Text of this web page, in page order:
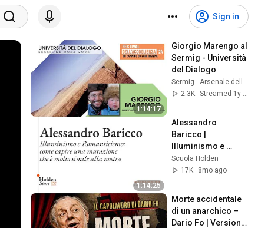
Sign in
1:14:17
Giorgio Marengo al
Sermig - Università
del Dialogo
Sermig - Arsenale della Pace
2.3K
Streamed 1y ago
1:14:25
Alessandro
Baricco |
Illuminismo e
Romanticismo:
come capire una
Scuola Holden
17K
8mo ago
Morte accidentale
di un anarchico –
Dario Fo | Versione